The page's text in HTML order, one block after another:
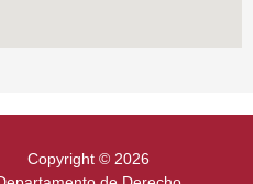
Copyright © 2026